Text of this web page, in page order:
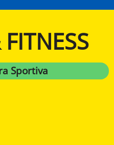
Sportiva